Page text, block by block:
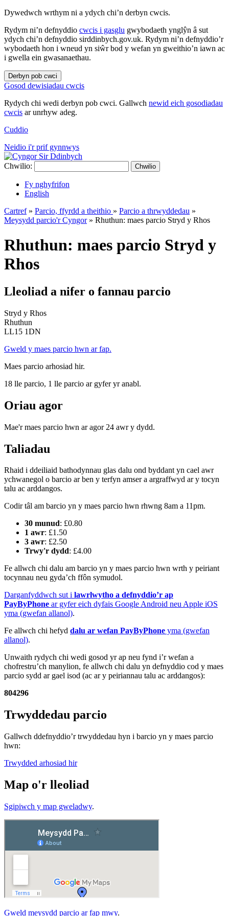
Dywedwch wrthym ni a ydych chi’n derbyn cwcis.
Rydym ni’n defnyddio cwcis i gasglu gwybodaeth ynglŷn â sut
ydych chi’n defnyddio sirddinbych.gov.uk. Rydym ni’n defnyddio’r
wybodaeth hon i wneud yn siŵr bod y wefan yn gweithio’n iawn ac
i gwella ein gwasanaethau.
Derbyn pob cwci
Gosod dewisiadau cwcis
Rydych chi wedi derbyn pob cwci. Gallwch newid eich gosodiadau
cwcis ar unrhyw adeg.
Cuddio
Neidio i'r prif gynnwys
Chwilio: Chwilio
Fy nghyfrifon
English
Cartref» Parcio, ffyrdd a theithio » Parcio a thrwyddedau »
Meysydd parcio'r Cyngor» Rhuthun: maes parcio Stryd y Rhos
Rhuthun: maes parcio Stryd y
Rhos
Lleoliad a nifer o fannau parcio
Stryd y Rhos
Rhuthun
LL15 1DN
Gweld y maes parcio hwn ar fap.
Maes parcio arhosiad hir.
18 lle parcio, 1 lle parcio ar gyfer yr anabl.
Oriau agor
Mae'r maes parcio hwn ar agor 24 awr y dydd.
Taliadau
Rhaid i ddeiliaid bathodynnau glas dalu ond byddant yn cael awr
ychwanegol o barcio ar ben y terfyn amser a argraffwyd ar y tocyn
talu ac arddangos.
Codir tâl am barcio yn y maes parcio hwn rhwng 8am a 11pm.
30 munud: £0.80
1 awr: £1.50
3 awr: £2.50
Trwy'r dydd: £4.00
Fe allwch chi dalu am barcio yn y maes parcio hwn wrth y peiriant
tocynnau neu gyda’ch ffôn symudol.
Darganfyddwch sut i lawrlwytho a defnyddio’r ap
PayByPhone ar gyfer eich dyfais Google Android neu Apple iOS
yma (gwefan allanol).
Fe allwch chi hefyd dalu ar wefan PayByPhone yma (gwefan
allanol).
Unwaith rydych chi wedi gosod yr ap neu fynd i’r wefan a
chofrestru’ch manylion, fe allwch chi dalu yn defnyddio cod y maes
parcio sydd ar gael isod (ac ar y peiriannau talu ac arddangos):
804296
Trwyddedau parcio
Gallwch ddefnyddio’r trwyddedau hyn i barcio yn y maes parcio
hwn:
Trwydded arhosiad hir
Map o'r lleoliad
Sgipiwch y map gweladwy.
Gweld meysydd parcio ar fap mwy.